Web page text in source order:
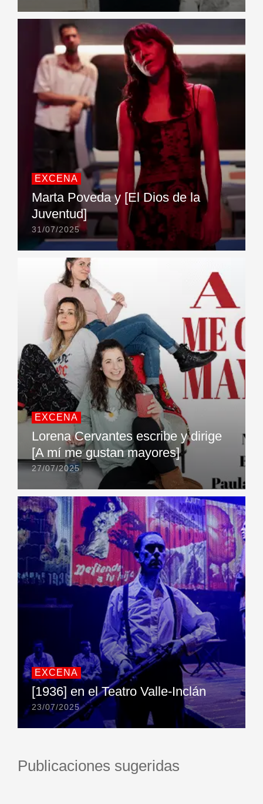
EXCENA
Marta Poveda y [El Dios de la
Juventud]
31/07/2025
EXCENA
Lorena Cervantes escribe y dirige
[A mí me gustan mayores]
27/07/2025
EXCENA
[1936] en el Teatro Valle-Inclán
23/07/2025
Publicaciones sugeridas